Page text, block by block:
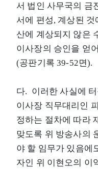
서 법인 사무국의 금
서에 편성, 계상된
산에 계상되지 않은
이사장의 승인을 얻
(공판기록 39-52면).
다. 이러한 사실에
이사장 직무대리인
정하는 절차에 따라
맞도록 위 방송사의
야 할 임무가 있음에
자인 위 이현오의 이